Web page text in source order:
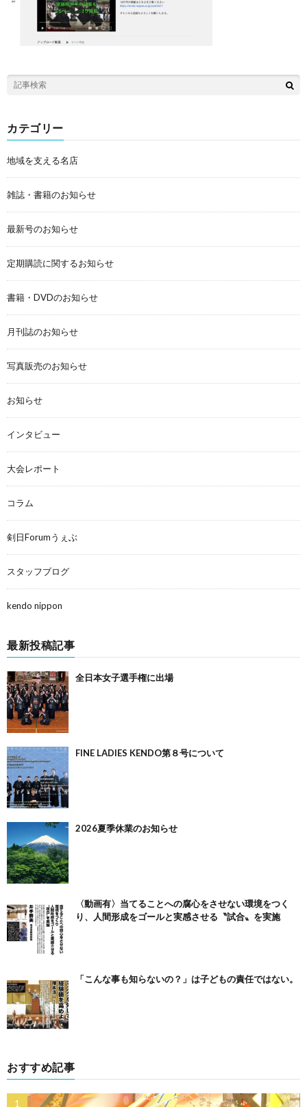
カテゴリー
地域を支える名店
雑誌・書籍のお知らせ
最新号のお知らせ
定期購読に関するお知らせ
書籍・DVDのお知らせ
月刊誌のお知らせ
写真販売のお知らせ
お知らせ
インタビュー
大会レポート
コラム
剣日Forumうぇぶ
スタッフブログ
kendo nippon
最新投稿記事
全日本女子選手権に出場
FINE LADIES KENDO第８号について
2026夏季休業のお知らせ
〈動画有〉当てることへの腐心をさせない環境をつく
り、人間形成をゴールと実感させる〝試合〟を実施
「こんな事も知らないの？」は子どもの責任ではない。
おすすめ記事